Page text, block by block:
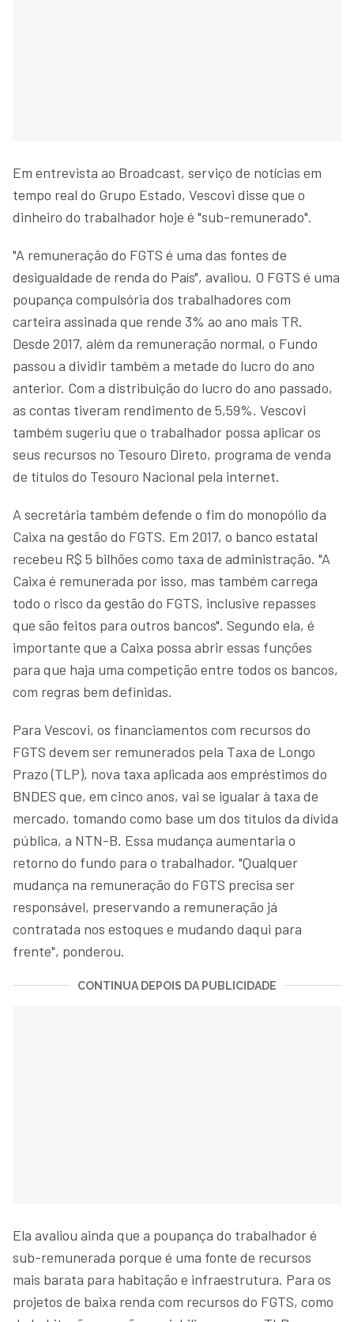
Em entrevista ao Broadcast, serviço de notícias em
tempo real do Grupo Estado, Vescovi disse que o
dinheiro do trabalhador hoje é "sub-remunerado".
"A remuneração do FGTS é uma das fontes de
desigualdade de renda do País", avaliou. O FGTS é uma
poupança compulsória dos trabalhadores com
carteira assinada que rende 3% ao ano mais TR.
Desde 2017, além da remuneração normal, o Fundo
passou a dividir também a metade do lucro do ano
anterior. Com a distribuição do lucro do ano passado,
as contas tiveram rendimento de 5,59%. Vescovi
também sugeriu que o trabalhador possa aplicar os
seus recursos no Tesouro Direto, programa de venda
de títulos do Tesouro Nacional pela internet.
A secretária também defende o fim do monopólio da
Caixa na gestão do FGTS. Em 2017, o banco estatal
recebeu R$ 5 bilhões como taxa de administração. "A
Caixa é remunerada por isso, mas também carrega
todo o risco da gestão do FGTS, inclusive repasses
que são feitos para outros bancos". Segundo ela, é
importante que a Caixa possa abrir essas funções
para que haja uma competição entre todos os bancos,
com regras bem definidas.
Para Vescovi, os financiamentos com recursos do
FGTS devem ser remunerados pela Taxa de Longo
Prazo (TLP), nova taxa aplicada aos empréstimos do
BNDES que, em cinco anos, vai se igualar à taxa de
mercado, tomando como base um dos títulos da dívida
pública, a NTN-B. Essa mudança aumentaria o
retorno do fundo para o trabalhador. "Qualquer
mudança na remuneração do FGTS precisa ser
responsável, preservando a remuneração já
contratada nos estoques e mudando daqui para
frente", ponderou.
CONTINUA DEPOIS DA PUBLICIDADE
Ela avaliou ainda que a poupança do trabalhador é
sub-remunerada porque é uma fonte de recursos
mais barata para habitação e infraestrutura. Para os
projetos de baixa renda com recursos do FGTS, como